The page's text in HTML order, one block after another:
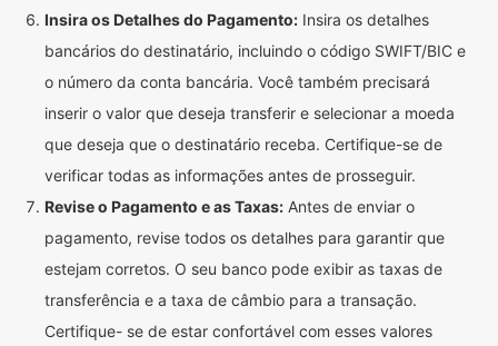
Insira os Detalhes do Pagamento: Insira os detalhes
bancários do destinatário, incluindo o código SWIFT/BIC e
o número da conta bancária. Você também precisará
inserir o valor que deseja transferir e selecionar a moeda
que deseja que o destinatário receba. Certifique-se de
verificar todas as informações antes de prosseguir.
Revise o Pagamento e as Taxas: Antes de enviar o
pagamento, revise todos os detalhes para garantir que
estejam corretos. O seu banco pode exibir as taxas de
transferência e a taxa de câmbio para a transação.
Certifique- se de estar confortável com esses valores